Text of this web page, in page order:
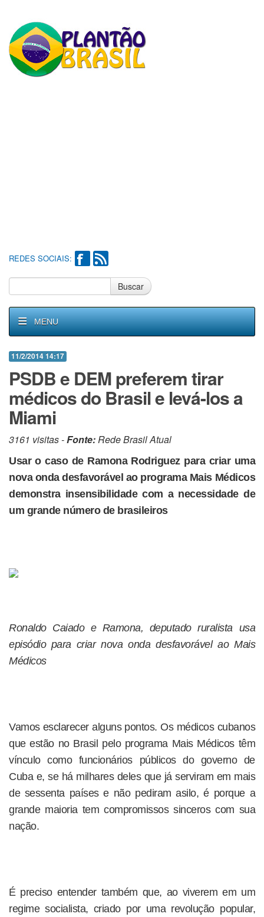
REDES SOCIAIS:
Buscar
MENU
11/2/2014 14:17
PSDB e DEM preferem tirar
médicos do Brasil e levá-los a
Miami
3161 visitas -Fonte:Rede Brasil Atual
Usar o caso de Ramona Rodriguez para criar uma
nova onda desfavorável ao programa Mais Médicos
demonstra insensibilidade com a necessidade de
um grande número de brasileiros
Ronaldo Caiado e Ramona, deputado ruralista usa
episódio para criar nova onda desfavorável ao Mais
Médicos
Vamos esclarecer alguns pontos. Os médicos cubanos
que estão no Brasil pelo programa Mais Médicos têm
vínculo como funcionários públicos do governo de
Cuba e, se há milhares deles que já serviram em mais
de sessenta países e não pediram asilo, é porque a
grande maioria tem compromissos sinceros com sua
nação.
É preciso entender também que, ao viverem em um
regime socialista, criado por uma revolução popular,